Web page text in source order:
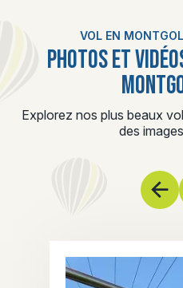
VOL EN
PHOTOS ET
Explorez nos plus beaux
des